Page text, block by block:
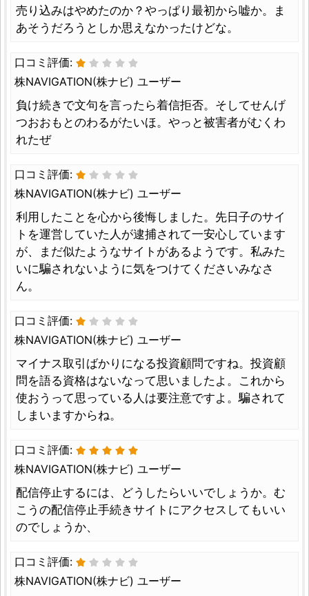
売り込みはやめたのか？やっぱり最初から嘘か。ま
あそうだろうとしか思えなかったけどな。
口コミ評価:
株NAVIGATION(株ナビ) ユーザー
負け続きで文句を言ったら着信拒否。そしてせんげ
つおおもとのわるがたいほ。やっと被害者がむくわ
れたぜ
口コミ評価:
株NAVIGATION(株ナビ) ユーザー
利用したことを心から後悔しました。先日子のサイ
トを運営していた人が逮捕されて一安心しています
が、まだ似たようなサイトがあるようです。私みた
いに騙されないように気をつけてくださいみなさ
ん。
口コミ評価:
株NAVIGATION(株ナビ) ユーザー
マイナス取引ばかりになる投資顧問ですね。投資顧
問を語る資格はないなって思いましたよ。これから
使おうって思っている人は要注意ですよ。騙されて
しまいますからね。
口コミ評価:
株NAVIGATION(株ナビ) ユーザー
配信停止するには、どうしたらいいでしょうか。む
こうの配信停止手続きサイトにアクセスしてもいい
のでしょうか、
口コミ評価:
株NAVIGATION(株ナビ) ユーザー